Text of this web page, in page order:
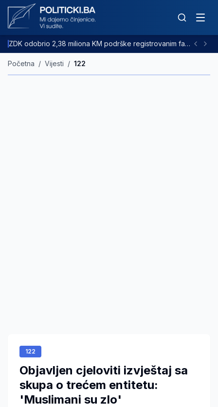
ZDK odobrio 2,38 miliona KM podrške registrovanim farmama goveda
Početna / Vijesti / 122
122
Objavljen cjeloviti izvještaj sa
skupa o trećem entitetu:
'Muslimani su zlo'